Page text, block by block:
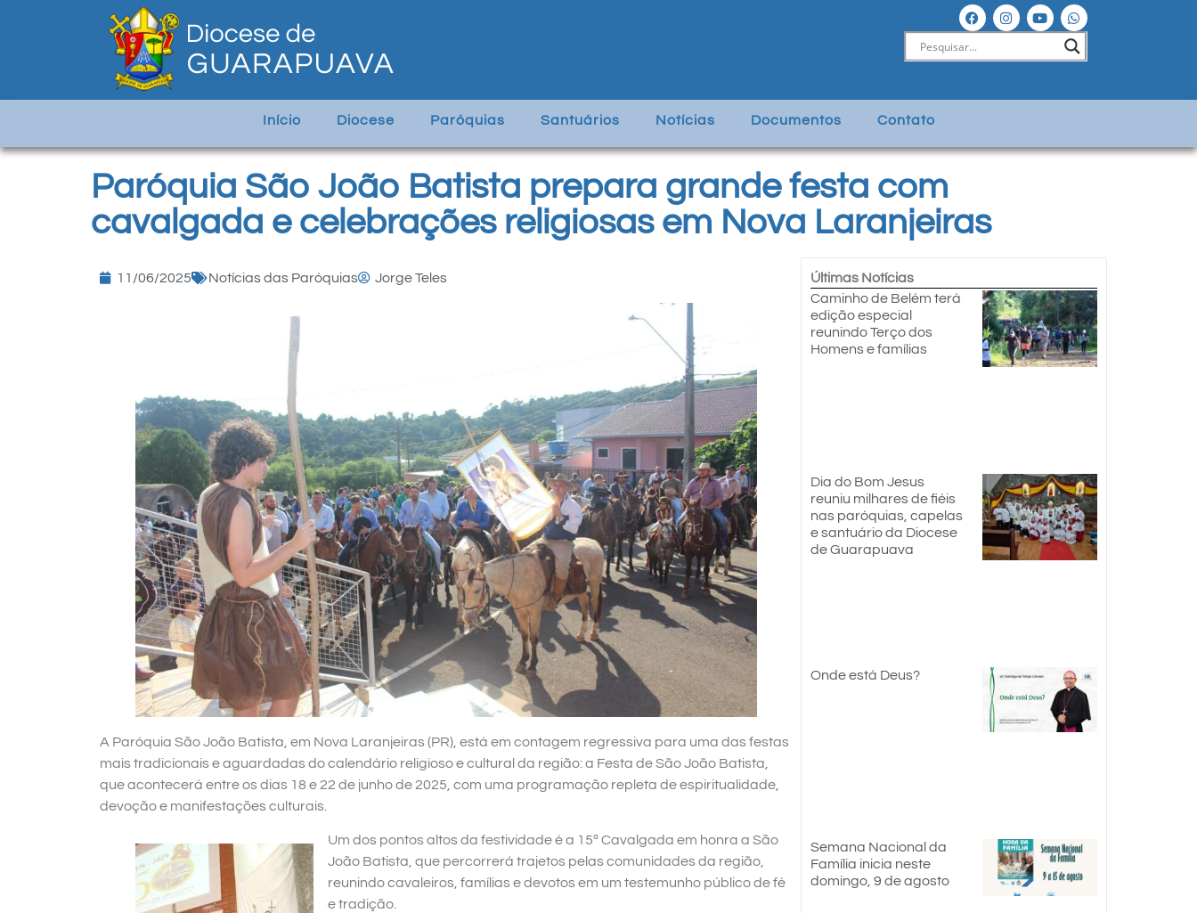
Início Diocese Paróquias Santuários Notícias Documentos Contato
Paróquia São João Batista prepara grande festa com
cavalgada e celebrações religiosas em Nova Laranjeiras
11/06/2025 Notícias das Paróquias Jorge Teles
A Paróquia São João Batista, em Nova Laranjeiras (PR), está em contagem regressiva para uma das festas
mais tradicionais e aguardadas do calendário religioso e cultural da região: a Festa de São João Batista,
que acontecerá entre os dias 18 e 22 de junho de 2025, com uma programação repleta de espiritualidade,
devoção e manifestações culturais.
Um dos pontos altos da festividade é a 15ª Cavalgada em honra a São
João Batista, que percorrerá trajetos pelas comunidades da região,
reunindo cavaleiros, famílias e devotos em um testemunho público de fé
e tradição.
Últimas Notícias
Caminho de Belém terá
edição especial
reunindo Terço dos
Homens e famílias
Dia do Bom Jesus
reuniu milhares de fiéis
nas paróquias, capelas
e santuário da Diocese
de Guarapuava
Onde está Deus?
Semana Nacional da
Família inicia neste
domingo, 9 de agosto